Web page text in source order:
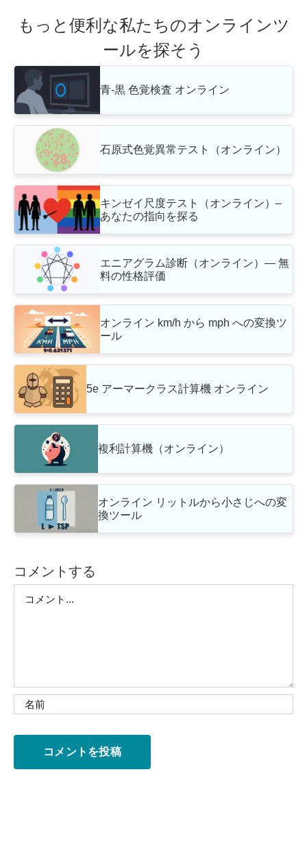
もっと便利な私たちのオンラインツ
ールを探そう
青‐黒 色覚検査 オンライン
石原式色覚異常テスト（オンライン）
キンゼイ尺度テスト（オンライン）–
あなたの指向を探る
エニアグラム診断（オンライン）— 無
料の性格評価
オンライン km/h から mph への変換ツ
ール
5e アーマークラス計算機 オンライン
複利計算機（オンライン）
オンライン リットルから小さじへの変
換ツール
コメントする